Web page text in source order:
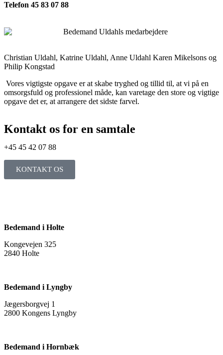
Telefon 45 83 07 88
Christian Uldahl, Katrine Uldahl, Anne Uldahl Karen Mikelsons og
Philip Kongstad
Vores vigtigste opgave er at skabe tryghed og tillid til, at vi på en
omsorgsfuld og professionel måde, kan varetage den store og vigtige
opgave det er, at arrangere det sidste farvel.
Kontakt os for en samtale
+45 45 42 07 88
KONTAKT OS
Bedemand i Holte
Kongevejen 325
2840 Holte
Bedemand i Lyngby
Jægersborgvej 1
2800 Kongens Lyngby
Bedemand i Hornbæk